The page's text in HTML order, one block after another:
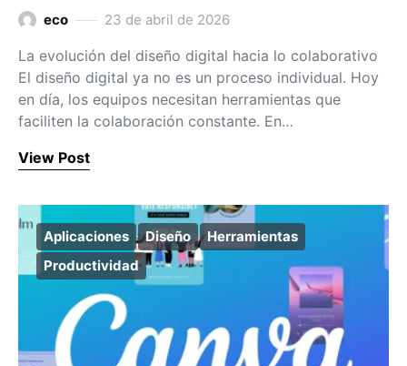
eco 23 de abril de 2026
La evolución del diseño digital hacia lo colaborativo
El diseño digital ya no es un proceso individual. Hoy
en día, los equipos necesitan herramientas que
faciliten la colaboración constante. En…
View Post
Aplicaciones Diseño
Herramientas
Productividad